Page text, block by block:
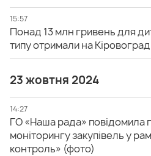
15:57
Понад 13 млн гривень для
типу отримали на
23 жовтня 2024
14:27
ГО «Наша рада» повідомила
моніторингу закупівель у
контроль» (фото)